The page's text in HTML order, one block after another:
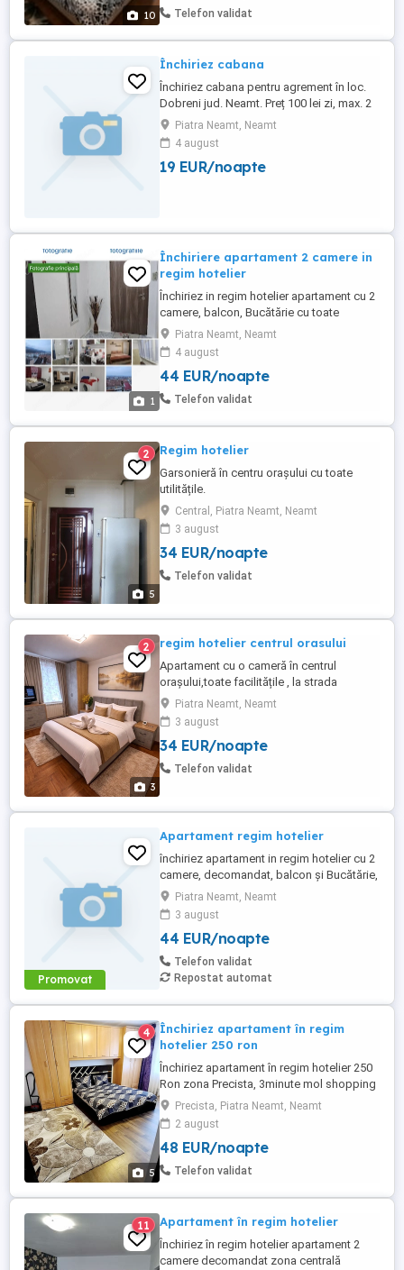
10
luna ,pretul este 200 la zi dar se poate
Roman Voda.central ...
Telefon validat
Închiriez cabana
Închiriez cabana pentru agrement în loc.
Dobreni jud. Neamt. Preț 100 lei zi, max. 2
adulți și 2 copii
Piatra Neamt, Neamt
4 august
19 EUR/noapte
1
Închiriere apartament 2 camere in
regim hotelier
Închiriez in regim hotelier apartament cu 2
camere, balcon, Bucătărie cu toate
utilitățile necesare, la 4-minute de centru
Piatra Neamt, Neamt
4 august
44 EUR/noapte
Telefon validat
5
2 Regim hotelier
Garsonieră în centru orașului cu toate
utilitățile.
Central, Piatra Neamt, Neamt
3 august
34 EUR/noapte
Telefon validat
3
2 regim hotelier centrul orasului
Apartament cu o cameră în centrul
orașului,toate facilitățile , la strada
principală Petru Rareș (nu printre străzi ) ,
în apopiere de magazine,stație de
autobuz . Locație ultracentrală la câteva
minute de principalele puncte de interes,
restaurante și zone de relaxare. Dotări: Pat
Piatra Neamt, Neamt
3 august
34 EUR/noapte
Telefon validat
Promovat
Apartament regim hotelier
închiriez apartament in regim hotelier cu 2
camere, decomandat, balcon și Bucătărie,
in Dărmănești nr 80, bl K10, scara A, ap 33
Piatra Neamt, Neamt
3 august
44 EUR/noapte
Telefon validat
Repostat automat
5
4
Închiriez apartament în regim
hotelier 250 ron
Închiriez apartament în regim hotelier 250
Ron zona Precista, 3minute mol shopping
City ! Apartamentul este foarte comod,
compus din 2 camere , bae bucătărie și
hol mobilat și utilat situat la parter! Este
situat într-o zonă liniștită! Împrejurimi
shopping city,
Precista, Piatra Neamt, Neamt
2 august
48 EUR/noapte
Telefon validat
11 Apartament în regim hotelier
Închiriez în regim hotelier apartament 2
camere decomandat zona centrală